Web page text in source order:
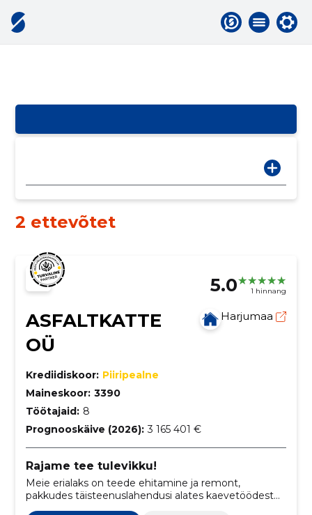
2 ettevõtet
5.0 1 hinnang
ASFALTKATTE
OÜ
Harjumaa
Krediidiskoor: Piiripealne
Maineskoor: 3390
Töötajaid: 8
Prognooskäive (2026): 3 165 401 €
Rajame tee tulevikku!
Meie erialaks on teede ehitamine ja remont,
pakkudes täisteenuslahendusi alates kaevetöödest
kuni lõppviimistluseni.